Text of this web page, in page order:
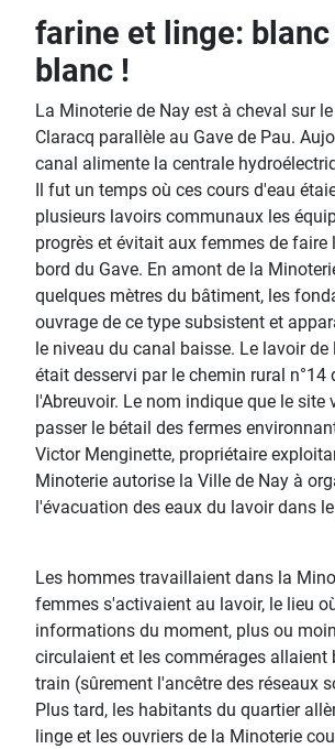
farine et linge:
blanc !
La Minoterie de Nay est à cheval sur
Claracq parallèle au Gave de Pau.
canal alimente la centrale
Il fut un temps où ces cours d'eau
plusieurs lavoirs communaux les
progrès et évitait aux femmes de faire
bord du Gave. En amont de la
quelques mètres du bâtiment, les
ouvrage de ce type subsistent et
le niveau du canal baisse. Le lavoir
était desservi par le chemin rural n°14
l'Abreuvoir. Le nom indique que le site
passer le bétail des fermes
Victor Menginette, propriétaire
Minoterie autorise la Ville de Nay à
l'évacuation des eaux du lavoir dans
Les hommes travaillaient dans la
femmes s'activaient au lavoir, le lieu
informations du moment, plus ou
circulaient et les commérages allaient
train (sûrement l'ancêtre des réseaux
Plus tard, les habitants du quartier
linge et les ouvriers de la Minoterie